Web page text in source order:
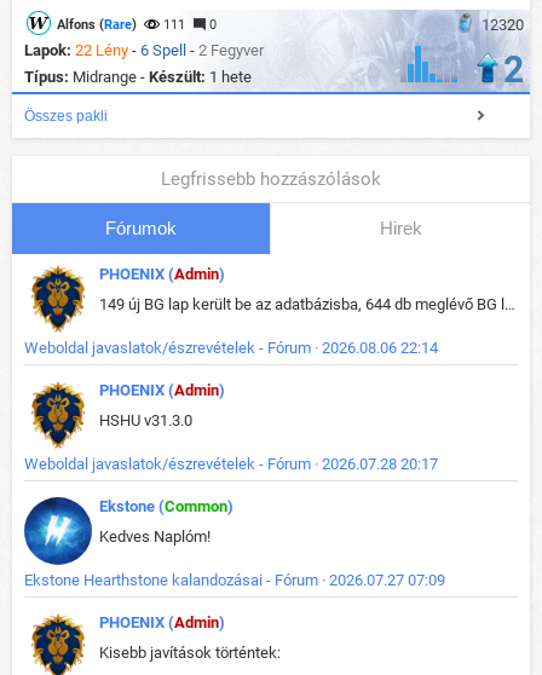
12320
Alfons (Rare) 111 0
Lapok: 22 Lény - 6 Spell - 2 Fegyver
Típus: Midrange - Készült: 1 hete 2
Összes pakli
Legfrissebb hozzászólások
Fórumok Hirek
PHOENIX (Admin)
149 új BG lap került be az adatbázisba, 644 db meglévő BG lap módosult, bekerültek az új képek a megváltozott lapokhoz is.
Weboldal javaslatok/észrevételek - Fórum · 2026.08.06 22:14
PHOENIX (Admin)
HSHU v31.3.0
Weboldal javaslatok/észrevételek - Fórum · 2026.07.28 20:17
Ekstone (Common)
Kedves Naplóm!
Ekstone Hearthstone kalandozásai - Fórum · 2026.07.27 07:09
PHOENIX (Admin)
Kisebb javítások történtek: